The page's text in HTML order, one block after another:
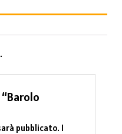
pubblicato. I